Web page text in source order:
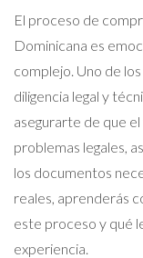
El proceso de
Dominicana es
complejo. Uno de
diligencia legal y
asegurarte de que
problemas legales,
los documentos
reales, aprenderás
este proceso y qué
experiencia.